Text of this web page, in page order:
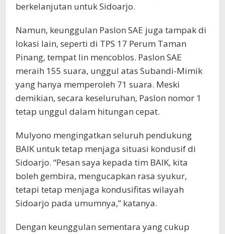
berkelanjutan untuk Sidoarjo.
Namun, keunggulan Paslon SAE juga tampak di
lokasi lain, seperti di TPS 17 Perum Taman
Pinang, tempat Iin mencoblos. Paslon SAE
meraih 155 suara, unggul atas Subandi-Mimik
yang hanya memperoleh 71 suara. Meski
demikian, secara keseluruhan, Paslon nomor 1
tetap unggul dalam hitungan cepat.
Mulyono mengingatkan seluruh pendukung
BAIK untuk tetap menjaga situasi kondusif di
Sidoarjo. “Pesan saya kepada tim BAIK, kita
boleh gembira, mengucapkan rasa syukur,
tetapi tetap menjaga kondusifitas wilayah
Sidoarjo pada umumnya,” katanya.
Dengan keunggulan sementara yang cukup